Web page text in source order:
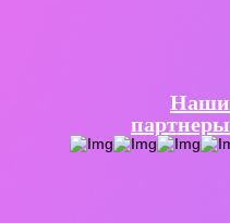
Наши
партнеры